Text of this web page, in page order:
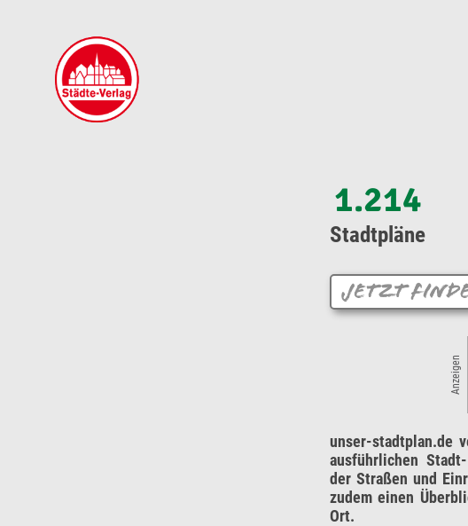
1.214
Stadtpläne
Anzeigen
unser-stadtplan.de
ausführlichen
der Straßen und
zudem einen
Ort.